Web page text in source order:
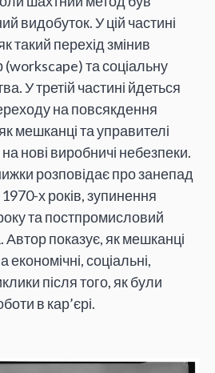
видобуток. У цій частині
такий перехід змінив
(workscape) та соціальну
У третій частині йдеться
на повсякдення
мешканці та управителі
нові виробничі небезпеки.
розповідає про занепад
1970-х років, зупинення
та постпромисловий
Автор показує, як мешканці
економічні, соціальні,
після того, як були
в кар’єрі.